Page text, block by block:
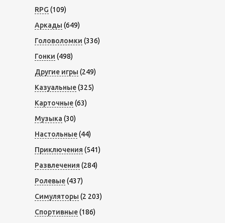
RPG (109)
Аркады (649)
Головоломки (336)
Гонки (498)
Другие игры (249)
Казуальные(325)
Карточные(63)
Музыка (30)
Настольные(44)
Приключения (541)
Развлечения (284)
Ролевые(437)
Симуляторы (2 203)
Спортивные(186)